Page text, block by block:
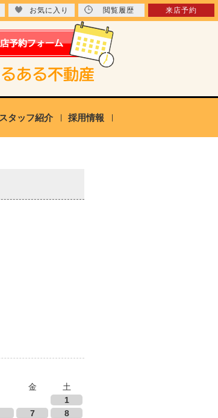
お気に入り 閲覧履歴 来店予約
スタッフ紹介 採用情報
金
土
1
7
8